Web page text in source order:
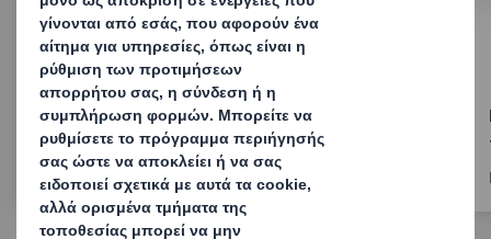
μακροπρόθεσμης
αξίας
ΔΙΑΒΑΣΤΕ ΤΗΝ
ΑΝΑΚΟΙΝΩΣΗ